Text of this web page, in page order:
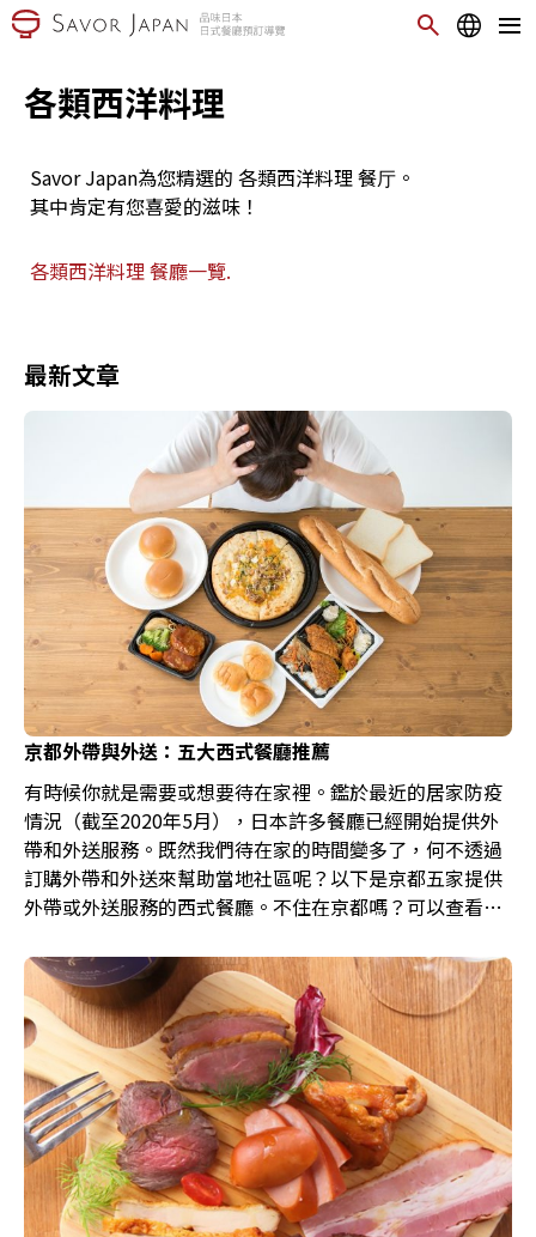
各類西洋料理
Savor Japan為您精選的 各類西洋料理 餐厅。
其中肯定有您喜愛的滋味！
各類西洋料理 餐廳一覽.
最新文章
京都外帶與外送：五大西式餐廳推薦
有時候你就是需要或想要待在家裡。鑑於最近的居家防疫
情況（截至2020年5月），日本許多餐廳已經開始提供外
帶和外送服務。既然我們待在家的時間變多了，何不透過
訂購外帶和外送來幫助當地社區呢？以下是京都五家提供
外帶或外送服務的西式餐廳。不住在京都嗎？可以查看東
全日本的完整餐廳清單（僅提供日文版）。